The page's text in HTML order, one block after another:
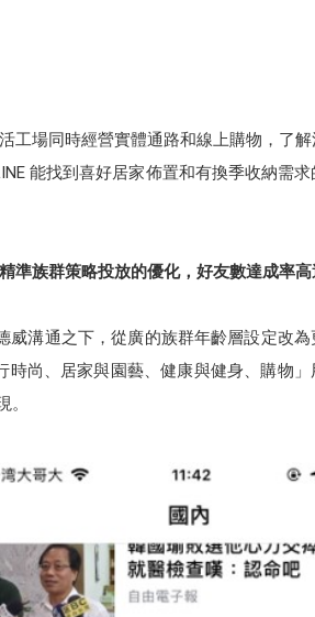
工場同時經營實體通路和線上購物，了
能找到喜好居家佈置和有換季收納需
精準族群策略投放的優化，好友數達成率高
威溝通之下，從廣的族群年齡層設定改
尚、居家與園藝、健康與健身、購物
。